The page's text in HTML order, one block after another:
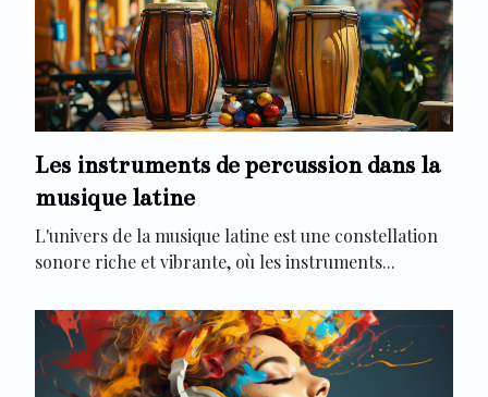
Les instruments de percussion dans la
musique latine
L'univers de la musique latine est une constellation
sonore riche et vibrante, où les instruments...